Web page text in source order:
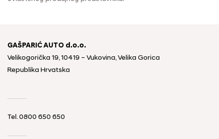
GAŠPARIĆ AUTO d.o.o.
Velikogorička 19, 10419 – Vukovina, Velika Gorica
Republika Hrvatska
Tel. 0800 650 650